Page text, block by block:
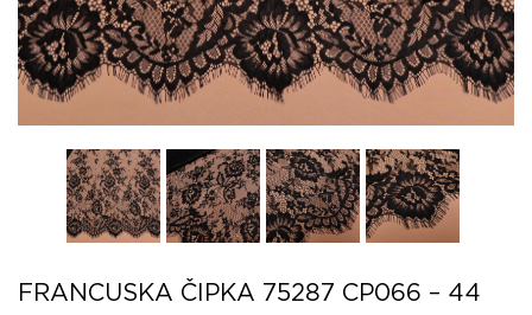
FRANCUSKA ČIPKA 75287 CP066 – 44